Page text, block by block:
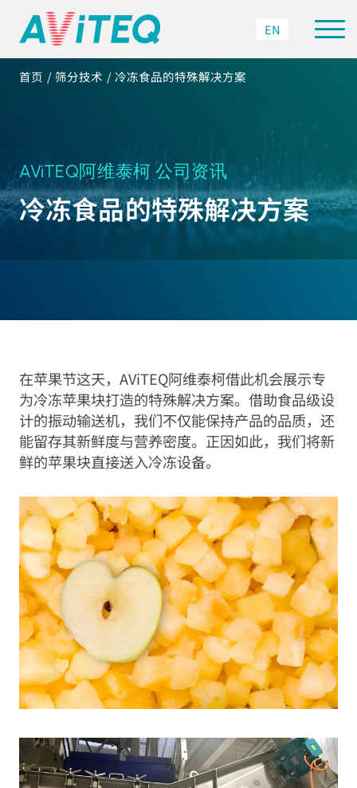
EN
首页 筛分技术 冷冻食品的特殊解决方案
AViTEQ阿维泰柯 公司资讯
冷冻食品的特殊解决方案
在苹果节这天，AViTEQ阿维泰柯借此机会展示专
为冷冻苹果块打造的特殊解决方案。借助食品级设
计的振动输送机，我们不仅能保持产品的品质，还
能留存其新鲜度与营养密度。正因如此，我们将新
鲜的苹果块直接送入冷冻设备。